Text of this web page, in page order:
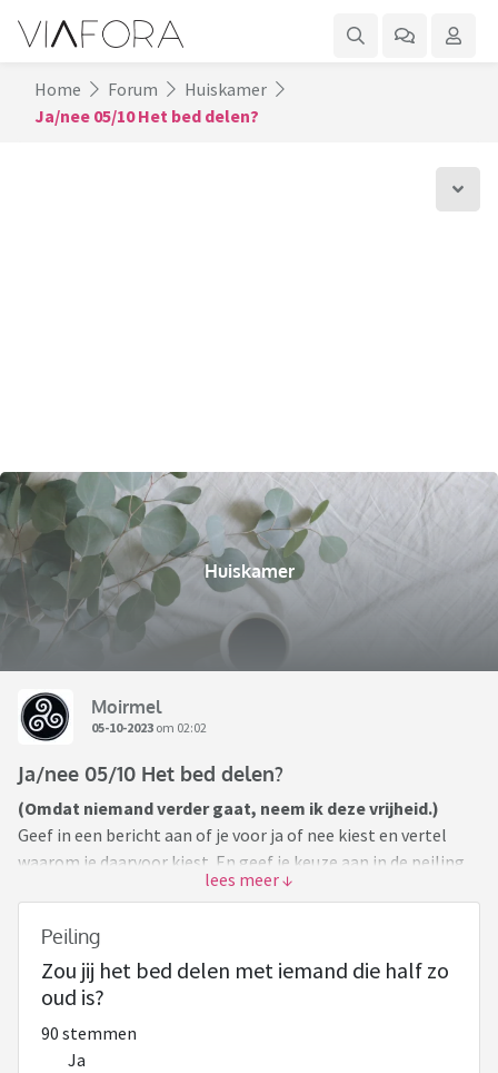
Home Forum
Huiskamer
Ja/nee 05/10 Het bed delen?
Huiskamer
Moirmel
05-10-2023 om 02:02
Ja/nee 05/10 Het bed delen?
(Omdat niemand verder gaat, neem ik deze vrijheid.)
Geef in een bericht aan of je voor ja of nee kiest en vertel
waarom je daarvoor kiest. En geef je keuze aan in de peiling.
Topic Opener, dan bedenk je een nieuwe stelling/woord,
bijvoorbeeld : Botox ja of nee?
Deze stelling plaats je de volgende dag, het liefst in de
ochtend, in een nieuw topic. Degene die daar weer als eerste
Peiling
Zou jij het bed delen met iemand die half zo
oud is?
90 stemmen
Ja